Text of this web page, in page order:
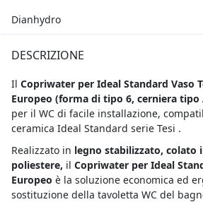
Dianhydro
DESCRIZIONE
Il Copriwater per Ideal Standard Vaso
Europeo (forma di tipo 6, cerniera tipo
per il WC di facile installazione,
ceramica Ideal Standard serie Tesi .
Realizzato in legno stabilizzato, colato
poliestere, il Copriwater per Ideal
Europeo è la soluzione economica ed
sostituzione della tavoletta WC del